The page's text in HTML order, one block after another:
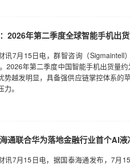
2026年第二季度全球智能手机出
讯7月15日电，群智咨询（Sigmaintell
2026年第二季度中国智能手机出货量
势越发明显，具备强供应链掌控体系的
。
通联合华为落地金融行业首个AI
讯7月15日电，据国泰海通发布，7月